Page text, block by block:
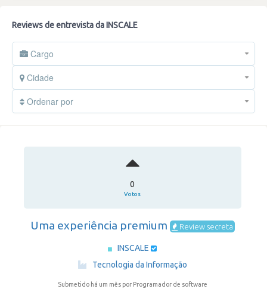
Reviews de entrevista da INSCALE
Cargo
Cidade
Ordenar por
0
Votos
Uma experiência premium Review secreta
INSCALE
Tecnologia da Informação
Submetido há um mês por Programador de software